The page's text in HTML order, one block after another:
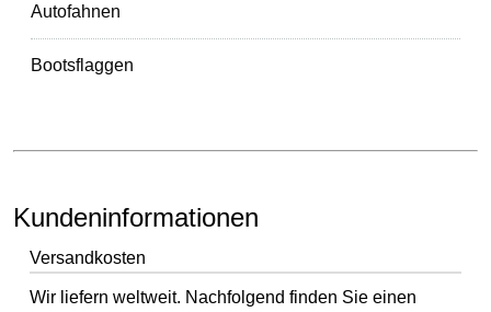
Autofahnen
Bootsflaggen
Kundeninformationen
Versandkosten
Wir liefern weltweit. Nachfolgend finden Sie einen